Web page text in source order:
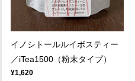
イノシトールルイボスティー
／iTea1500（粉末タイプ）
¥1,620